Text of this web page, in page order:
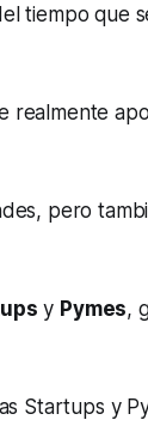
tiempo que
realmente
pero
y Pymes,
Startups y